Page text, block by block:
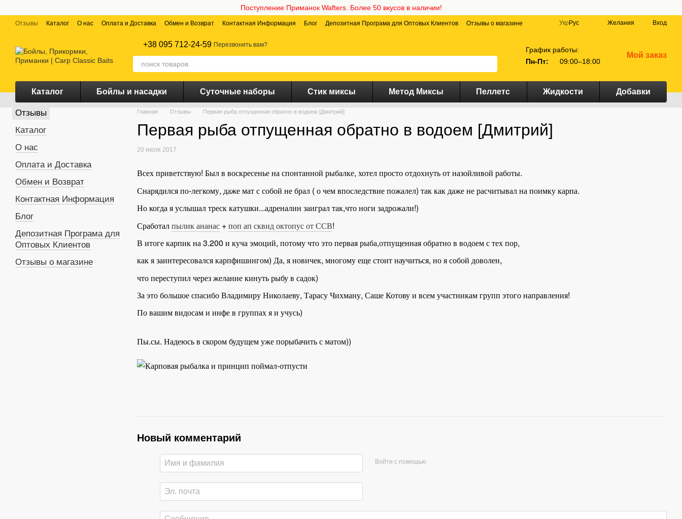
Поступление Приманок Wafters. Более 50 вкусов в наличии!
Отзывы Каталог О нас Оплата и Доставка Обмен и Возврат Контактная Информация Блог Депозитная Програма для Оптовых Клиентов Отзывы о магазине Укр Рус Желания Вход
+38 095 712-24-59 Перезвонить вам?
График работы:
Пн-Пт:
09:00–18:00
Мой заказ
Каталог Бойлы и насадки Суточные наборы Стик миксы Метод Миксы Пеллетс Жидкости Добавки
Главная Отзывы Первая рыба отпущенная обратно в водоем [Дмитрий]
Первая рыба отпущенная обратно в водоем [Дмитрий]
20 июля 2017
Всех приветствую! Был в воскресенье на спонтанной рыбалке, хотел просто отдохнуть от назойливой работы.
Снарядился по-легкому, даже мат с собой не брал ( о чем впоследствие пожалел) так как даже не расчитывал на поимку карпа.
Но когда я услышал треск катушки...адреналин заиграл так,что ноги задрожали!)
Сработалпылик ананас +поп ап сквид октопус от ССВ!
В итоге карпик на 3.200 и куча эмоций, потому что это первая рыба,отпущенная обратно в водоем с тех пор,
как я заинтересовался карпфишингом) Да, я новичек, многому еще стоит научиться, но я собой доволен,
что переступил через желание кинуть рыбу в садок)
За это большое спасибо Владимиру Николаеву, Тарасу Чихману, Саше Котову и всем участникам групп этого направления!
По вашим видосам и инфе в группах я и учусь)
Пы.сы. Надеюсь в скором будущем уже порыбачить с матом))
Новый комментарий
Войти с помощью
Отзывы
Каталог
О нас
Оплата и Доставка
Обмен и Возврат
Контактная Информация
Блог
Депозитная Програма для
Оптовых Клиентов
Отзывы о магазине